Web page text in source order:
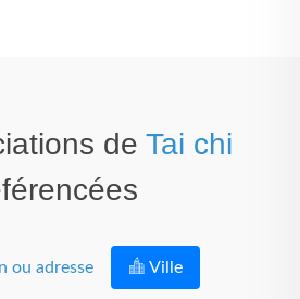
de Tai chi
ou adresse Ville